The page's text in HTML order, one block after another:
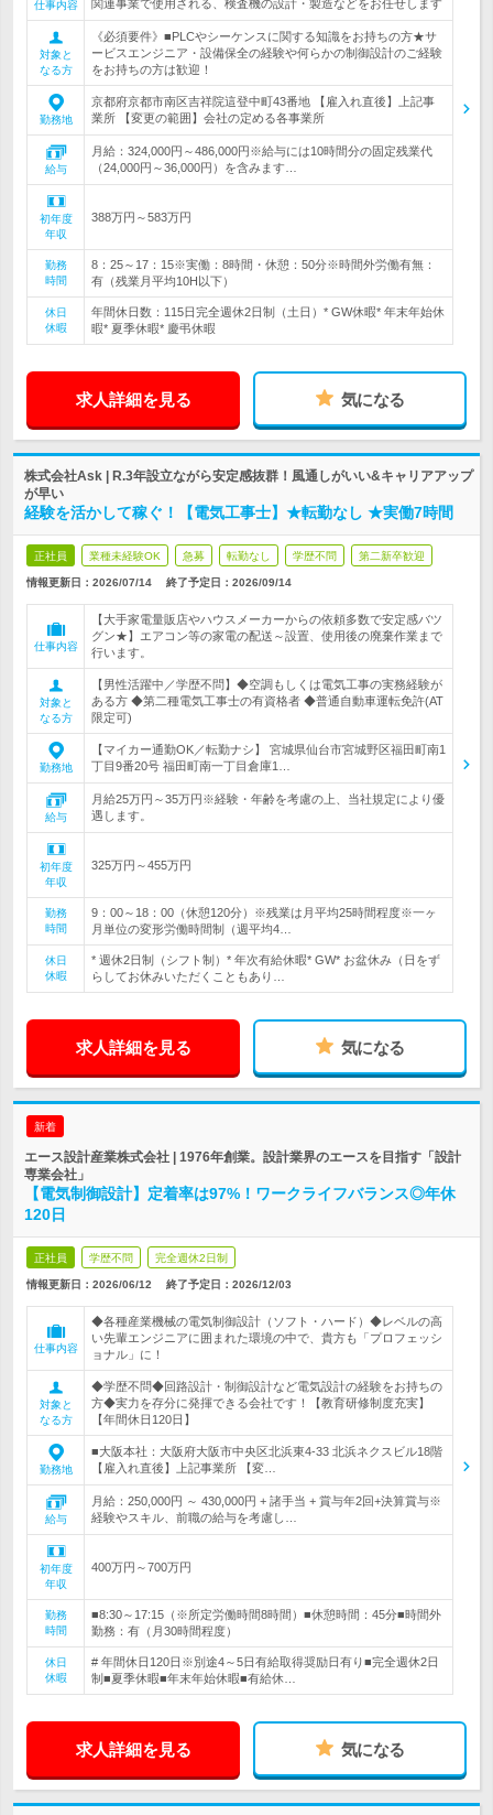
仕事内容 関連事業で使用される、検査機の設計・製造などをお任せします
対象と
なる方
《必須要件》■PLCやシーケンスに関する知識をお持ちの方★サ
ービスエンジニア・設備保全の経験や何らかの制御設計のご経験
をお持ちの方は歓迎！
勤務地
京都府京都市南区吉祥院這登中町43番地 【雇入れ直後】上記事
業所 【変更の範囲】会社の定める各事業所
給与
月給：324,000円～486,000円※給与には10時間分の固定残業代
（24,000円～36,000円）を含みます…
初年度
年収
388万円～583万円
勤務
時間
8：25～17：15※実働：8時間・休憩：50分※時間外労働有無：
有（残業月平均10H以下）
休日
休暇
年間休日数：115日完全週休2日制（土日）* GW休暇* 年末年始休
暇* 夏季休暇* 慶弔休暇
求人詳細を見る 気になる
株式会社Ask | R.3年設立ながら安定感抜群！風通しがいい&キャリアアップ
が早い
経験を活かして稼ぐ！【電気工事士】★転勤なし ★実働7時間
正社員 業種未経験OK 急募 転勤なし 学歴不問 第二新卒歓迎
情報更新日：2026/07/14 終了予定日： 2026/09/14
仕事内容
【大手家電量販店やハウスメーカーからの依頼多数で安定感バツ
グン★】エアコン等の家電の配送～設置、使用後の廃棄作業まで
行います。
対象と
なる方
【男性活躍中／学歴不問】◆空調もしくは電気工事の実務経験が
ある方 ◆第二種電気工事士の有資格者 ◆普通自動車運転免許(AT
限定可)
勤務地
【マイカー通勤OK／転勤ナシ】 宮城県仙台市宮城野区福田町南1
丁目9番20号 福田町南一丁目倉庫1…
給与
月給25万円～35万円※経験・年齢を考慮の上、当社規定により優
遇します。
初年度
年収
325万円～455万円
勤務
時間
9：00～18：00（休憩120分）※残業は月平均25時間程度※一ヶ
月単位の変形労働時間制（週平均4…
休日
休暇
* 週休2日制（シフト制）* 年次有給休暇* GW* お盆休み（日をず
らしてお休みいただくこともあり…
求人詳細を見る 気になる
新着
エース設計産業株式会社 | 1976年創業。設計業界のエースを目指す「設計
専業会社」
【電気制御設計】定着率は97%！ワークライフバランス◎年休
120日
正社員 学歴不問 完全週休2日制
情報更新日：2026/06/12 終了予定日： 2026/12/03
仕事内容
◆各種産業機械の電気制御設計（ソフト・ハード）◆レベルの高
い先輩エンジニアに囲まれた環境の中で、貴方も「プロフェッシ
ョナル」に！
対象と
なる方
◆学歴不問◆回路設計・制御設計など電気設計の経験をお持ちの
方◆実力を存分に発揮できる会社です！【教育研修制度充実】
【年間休日120日】
勤務地
■大阪本社：大阪府大阪市中央区北浜東4-33 北浜ネクスビル18階
【雇入れ直後】上記事業所 【変…
給与
月給：250,000円 ～ 430,000円 + 諸手当 + 賞与年2回+決算賞与※
経験やスキル、前職の給与を考慮し…
初年度
年収
400万円～700万円
勤務
時間
■8:30～17:15（※所定労働時間8時間）■休憩時間：45分■時間外
勤務：有（月30時間程度）
休日
休暇
# 年間休日120日※別途4～5日有給取得奨励日有り■完全週休2日
制■夏季休暇■年末年始休暇■有給休…
求人詳細を見る 気になる